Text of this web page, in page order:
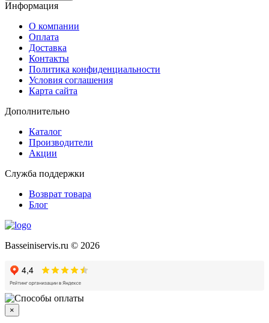
Информация
О компании
Оплата
Доставка
Контакты
Политика конфиденциальности
Условия соглашения
Карта сайта
Дополнительно
Каталог
Производители
Акции
Служба поддержки
Возврат товара
Блог
Basseiniservis.ru © 2026
×